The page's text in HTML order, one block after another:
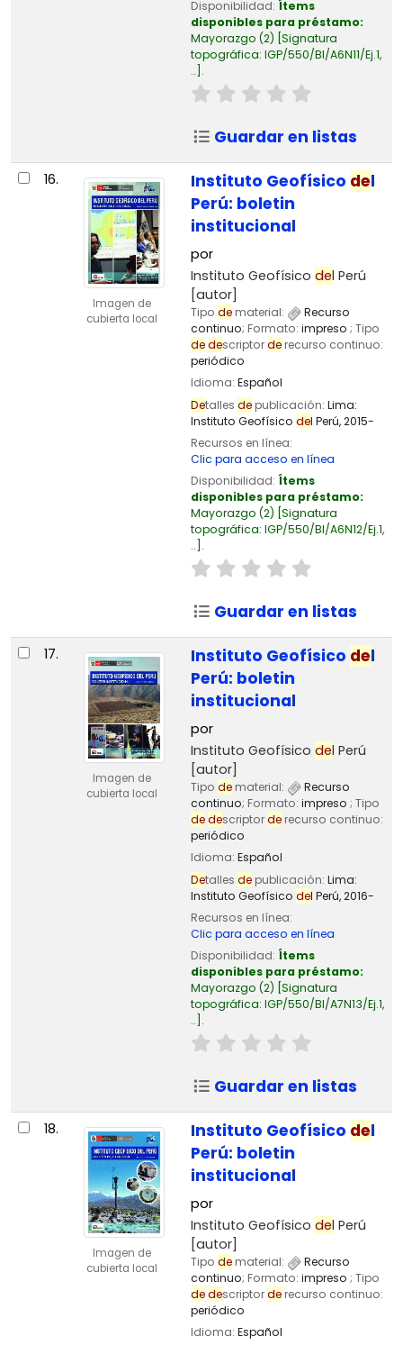
Disponibilidad: Ítems
disponibles para préstamo:
Mayorazgo (2) Signatura
topográfica: IGP/550/BI/A6N11/Ej.1,
.. .
Guardar en listas
16.
Imagen de
cubierta local
Instituto Geofísico del
Perú: boletin
institucional
por
Instituto Geofísico del Perú
[autor]
Tipo dematerial:
Recurso
continuo; Formato: impreso ; Tipo
dedescriptorderecurso continuo:
periódico
Idioma: Español
Detalles depublicación: Lima:
Instituto Geofísico del Perú,2015-
Recursos en línea:
Clic para acceso en línea
Disponibilidad: Ítems
disponibles para préstamo:
Mayorazgo (2) Signatura
topográfica: IGP/550/BI/A6N12/Ej.1,
.. .
Guardar en listas
17.
Imagen de
cubierta local
Instituto Geofísico del
Perú: boletin
institucional
por
Instituto Geofísico del Perú
[autor]
Tipo dematerial:
Recurso
continuo; Formato: impreso ; Tipo
dedescriptorderecurso continuo:
periódico
Idioma: Español
Detalles depublicación: Lima:
Instituto Geofísico del Perú,2016-
Recursos en línea:
Clic para acceso en línea
Disponibilidad: Ítems
disponibles para préstamo:
Mayorazgo (2) Signatura
topográfica: IGP/550/BI/A7N13/Ej.1,
.. .
Guardar en listas
18.
Imagen de
cubierta local
Instituto Geofísico del
Perú: boletin
institucional
por
Instituto Geofísico del Perú
[autor]
Tipo dematerial:
Recurso
continuo; Formato: impreso ; Tipo
dedescriptorderecurso continuo:
periódico
Idioma: Español